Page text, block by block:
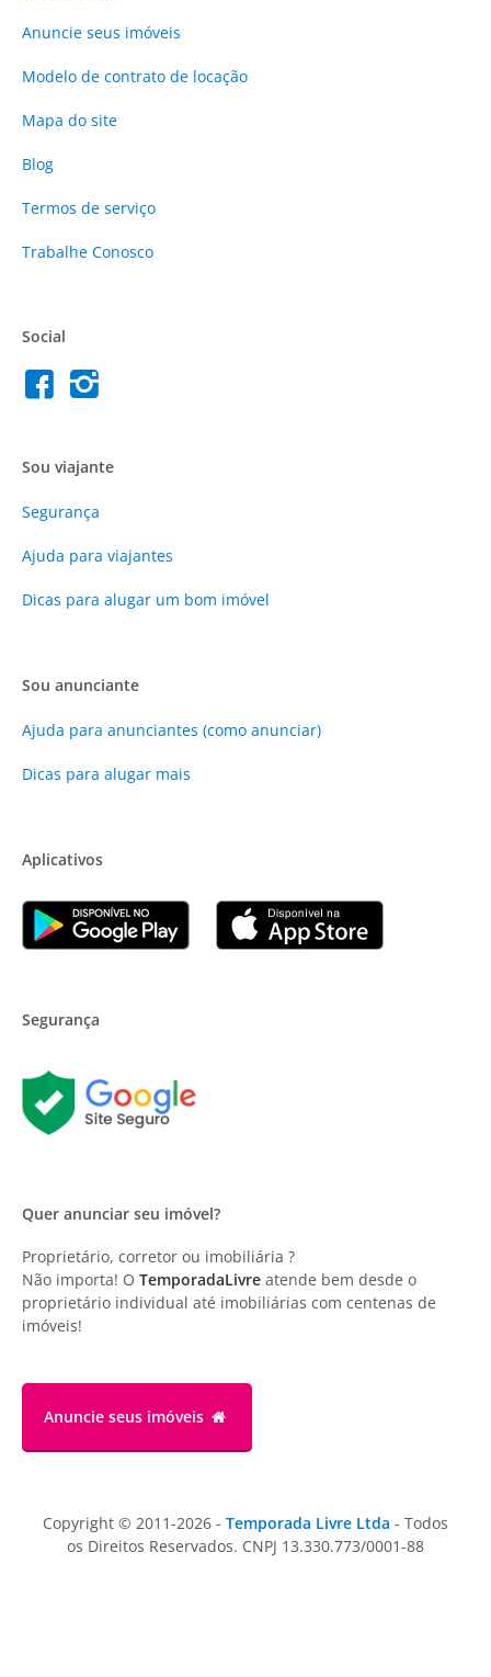
Anuncie seus imóveis
Modelo de contrato de locação
Mapa do site
Blog
Termos de serviço
Trabalhe Conosco
Social
Sou viajante
Segurança
Ajuda para viajantes
Dicas para alugar um bom imóvel
Sou anunciante
Ajuda para anunciantes (como anunciar)
Dicas para alugar mais
Aplicativos
Segurança
Quer anunciar seu imóvel?
Proprietário, corretor ou imobiliária ?
Não importa! O TemporadaLivre atende bem desde o
proprietário individual até imobiliárias com centenas de
imóveis!
Anuncie seus imóveis
Copyright © 2011-2026 - Temporada Livre Ltda - Todos
os Direitos Reservados. CNPJ 13.330.773/0001-88